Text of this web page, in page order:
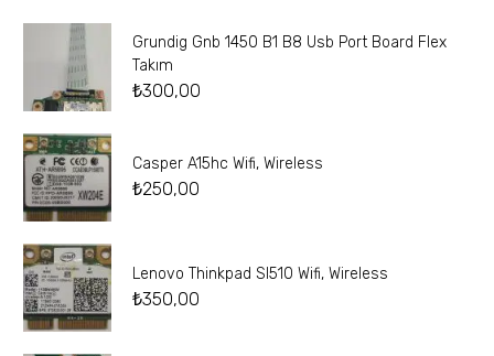
Grundig Gnb 1450 B1 B8 Usb Port Board Flex
Takım
₺300,00
Casper A15hc Wifi, Wireless
₺250,00
Lenovo Thinkpad Sl510 Wifi, Wireless
₺350,00